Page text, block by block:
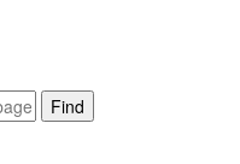
Find